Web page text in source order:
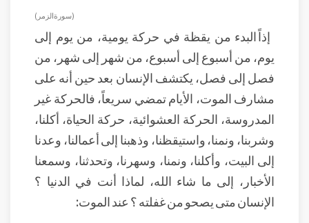
( سورة الزمر )
إذاً البدء من يقظة في حركة يومية، من يوم إلى
يوم، من أسبوع إلى أسبوع، من شهر إلى شهر، من
فصل إلى فصل، يكتشف الإنسان بعد حين أنه على
مشارف الموت، الأيام تمضي سريعاً، فالحركة غير
المدروسة، الحركة العشوائية، حركة الحياة، أكلنا،
وشربنا، ونمنا، واستيقظنا، وذهبنا إلى أعمالنا، وعدنا
إلى البيت، وأكلنا، ونمنا، وسهرنا، وتحدثنا، وسمعنا
الأخبار، إلى ما شاء الله، لماذا أنت في الدنيا ؟
الإنسان متى يصحو من غفلته ؟ عند الموت: